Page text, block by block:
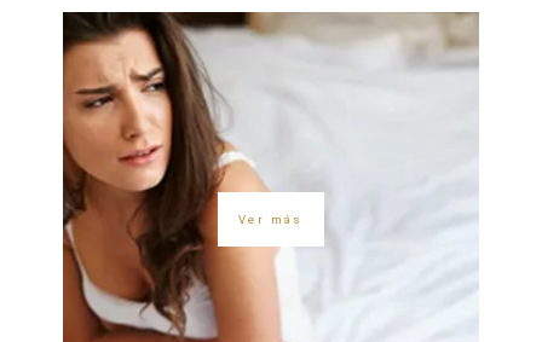
Ver más